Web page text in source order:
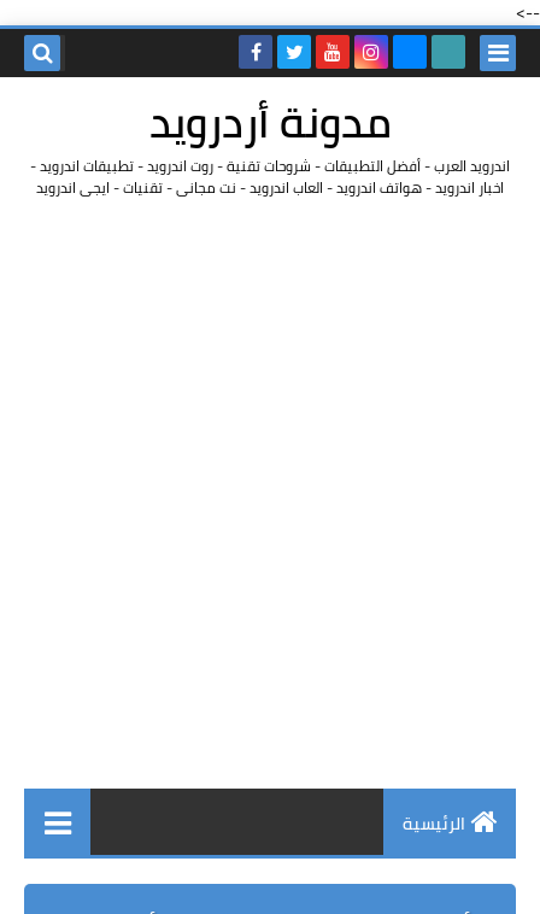
-->
مدونة أردرويد
اندرويد العرب - أفضل التطبيقات - شروحات تقنية - روت اندرويد - تطبيقات اندرويد -
اخبار اندرويد - هواتف اندرويد - العاب اندرويد - نت مجانى - تقنيات - ايجى اندرويد
الرئيسية